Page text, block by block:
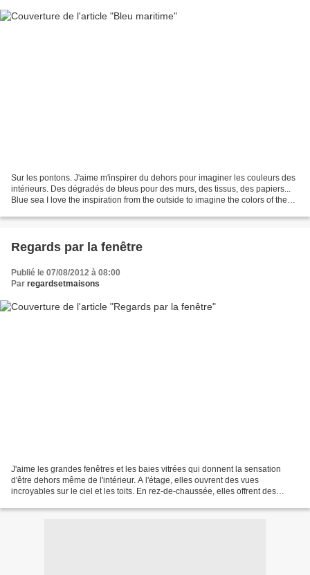
Sur les pontons. J'aime m'inspirer du dehors pour imaginer les couleurs des
intérieurs. Des dégradés de bleus pour des murs, des tissus, des papiers...
Blue sea I love the inspiration from the outside to imagine the colors of the
Regards par la fenêtre
Publié le 07/08/2012 à 08:00
Par regardsetmaisons
J'aime les grandes fenêtres et les baies vitrées qui donnent la sensation
d'être dehors même de l'intérieur. A l'étage, elles ouvrent des vues
incroyables sur le ciel et les toits. En rez-de-chaussée, elles offrent des